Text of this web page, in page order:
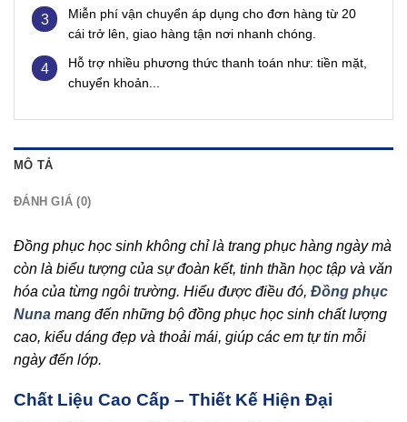
3
Miễn phí vận chuyển áp dụng cho đơn hàng từ 20
cái trở lên, giao hàng tận nơi nhanh chóng.
4
Hỗ trợ nhiều phương thức thanh toán như: tiền mặt,
chuyển khoản...
MÔ TẢ
ĐÁNH GIÁ (0)
Đồng phục học sinh không chỉ là trang phục hàng ngày mà
còn là biểu tượng của sự đoàn kết, tinh thần học tập và văn
hóa của từng ngôi trường. Hiểu được điều đó, Đồng phục
Nuna mang đến những bộ đồng phục học sinh chất lượng
cao, kiểu dáng đẹp và thoải mái, giúp các em tự tin mỗi
ngày đến lớp.
Chất Liệu Cao Cấp – Thiết Kế Hiện Đại